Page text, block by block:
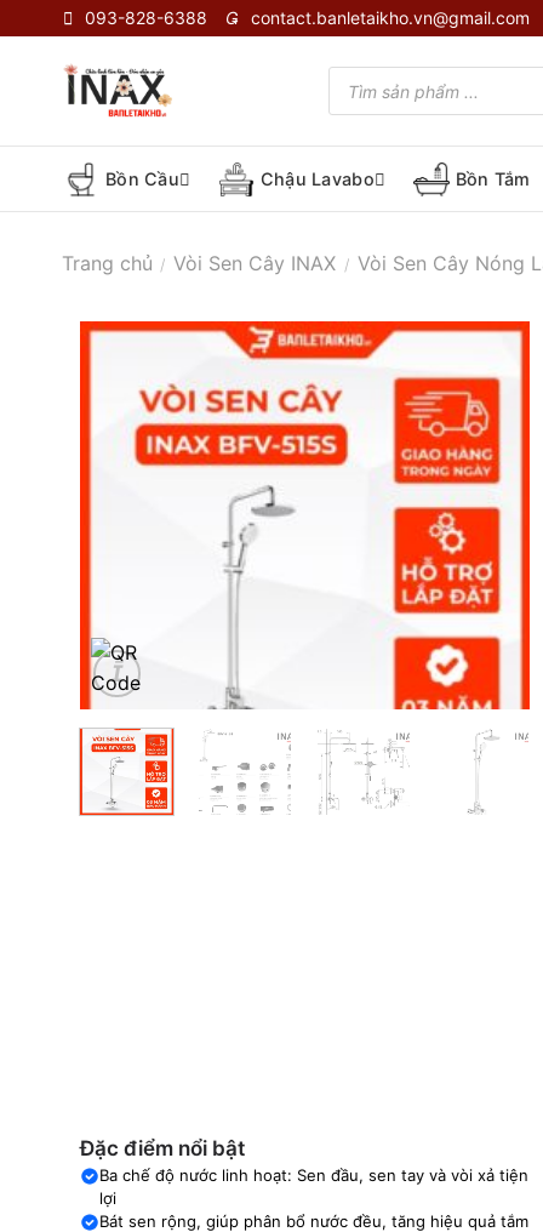
to
content
093-828-6388 contact.banletaikho.vn@gmail.com
Tìm
kiếm
phẩm
Bồn Cầu Chậu Lavabo Bồn Tắm
Trang chủ / Vòi Sen Cây INAX / Vòi Sen Cây Nóng
Đặc điểm nổi bật
Ba chế độ nước linh hoạt: Sen đầu, sen tay và vòi xả tiện
lợi
Bát sen rộng, giúp phân bổ nước đều, tăng hiệu quả tắm